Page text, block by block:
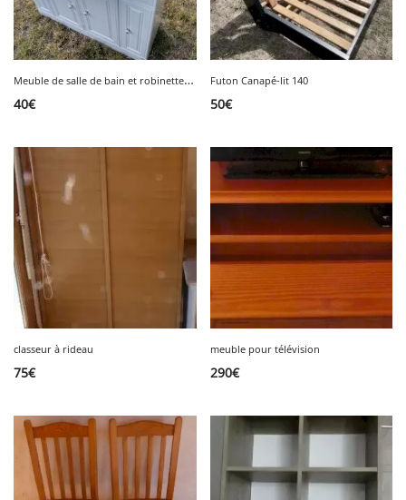
M
euble de salle de bain et robinetterie
40€
Futon Canapé-lit 140
50€
classeur à rideau
75€
meuble pour télévision
290€